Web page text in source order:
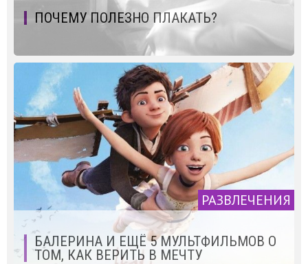
ПОЧЕМУ ПОЛЕЗНО ПЛАКАТЬ?
РАЗВЛЕЧЕНИЯ
БАЛЕРИНА И ЕЩЁ 5 МУЛЬТФИЛЬМОВ О
ТОМ, КАК ВЕРИТЬ В МЕЧТУ